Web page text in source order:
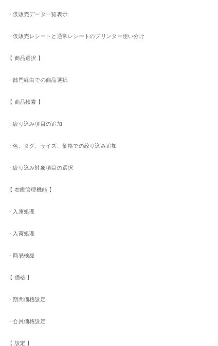
・仮販売データ一覧表示
・仮販売レシートと通常レシートのプリンター使い分け
【 商品選択 】
・部門経由での商品選択
【 商品検索 】
・絞り込み項目の追加
・色、タグ、サイズ、価格での絞り込み追加
・絞り込み対象項目の選択
【 在庫管理機能 】
・入庫処理
・入荷処理
・簡易検品
【 価格 】
・期間価格設定
・会員価格設定
【 設定 】